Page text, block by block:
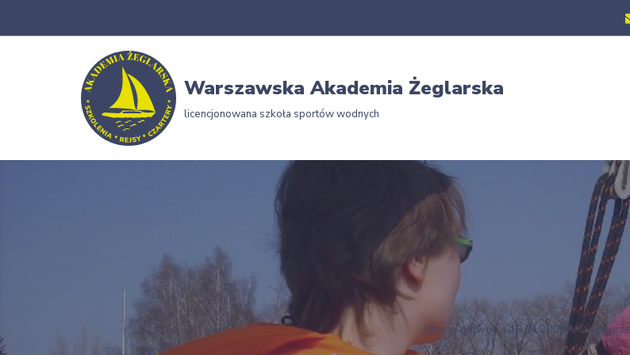
Warszawska Akademia Żeglarska
licencjonowana szkoła sportów wodnych
Strona główna»19.04.2009WKS-